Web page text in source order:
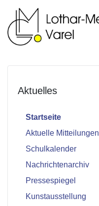
Aktuelles
Startseite
Aktuelle Mitteilungen
Schulkalender
Nachrichtenarchiv
Pressespiegel
Kunstausstellung